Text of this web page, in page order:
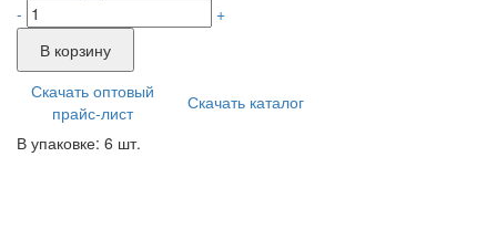
-
+
В корзину
Скачать оптовый
прайс-лист
Скачать каталог
В упаковке: 6 шт.